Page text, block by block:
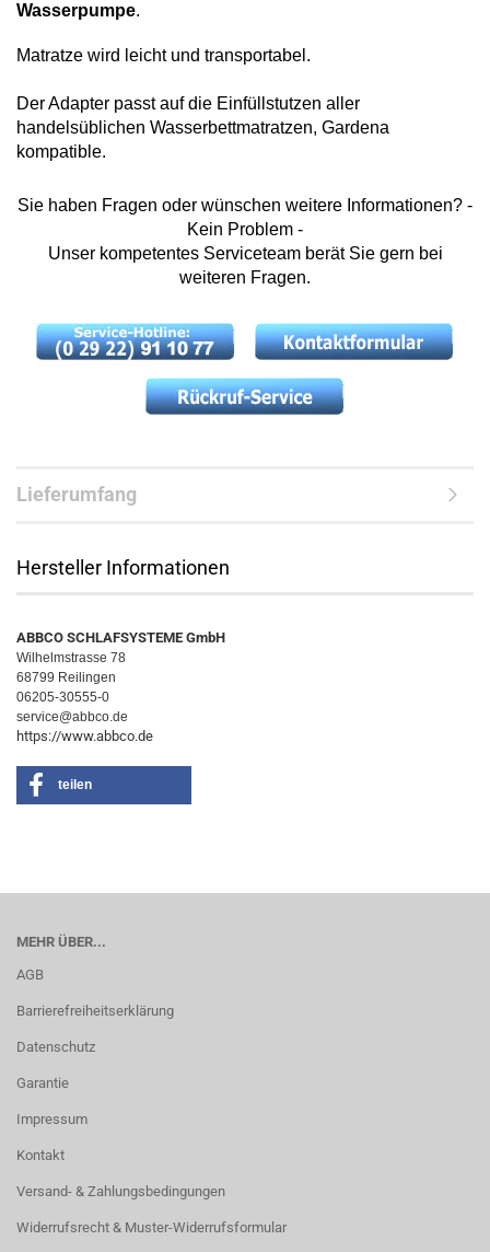
Wasserpumpe.
Matratze wird leicht und transportabel.
Der Adapter passt auf die Einfüllstutzen aller
handelsüblichen Wasserbettmatratzen, Gardena
kompatible.
Sie haben Fragen oder wünschen weitere Informationen? -
Kein Problem -
Unser kompetentes Serviceteam berät Sie gern bei
weiteren Fragen.
Lieferumfang
Hersteller Informationen
ABBCO SCHLAFSYSTEME GmbH
Wilhelmstrasse 78
68799 Reilingen
06205-30555-0
service@abbco.de
https://www.abbco.de
teilen
MEHR ÜBER...
AGB
Barrierefreiheitserklärung
Datenschutz
Garantie
Impressum
Kontakt
Versand- & Zahlungsbedingungen
Widerrufsrecht & Muster-Widerrufsformular